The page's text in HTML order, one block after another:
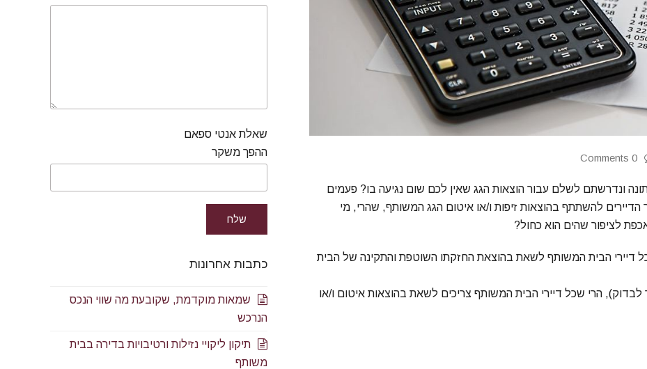
0 Comments
ונדרשתם לשלם עבור הוצאות הגג שאין לכם שום נגיעה בו? פעמים
הדיירים להשתתף בהוצאות זיפות ו/או איטום הגג המשותף, שהרי, מי
לציפור שהים הוא כחול?
קובע כי על כל דיירי הבית המשותף לשאת בהוצאת החזקתו השוטפת והתקינה של הבית
הרי שכל דיירי הבית המשותף צריכים לשאת בהוצאות איטום ו/או
שאלת אנטי ספאם
ההפך משקר
כתבות אחרונות
שמאות מוקדמת, שקובעת מה שווי הנכס
הנרכש
תיקון ליקויי נזילות ורטיבויות בדירה בבית
משותף